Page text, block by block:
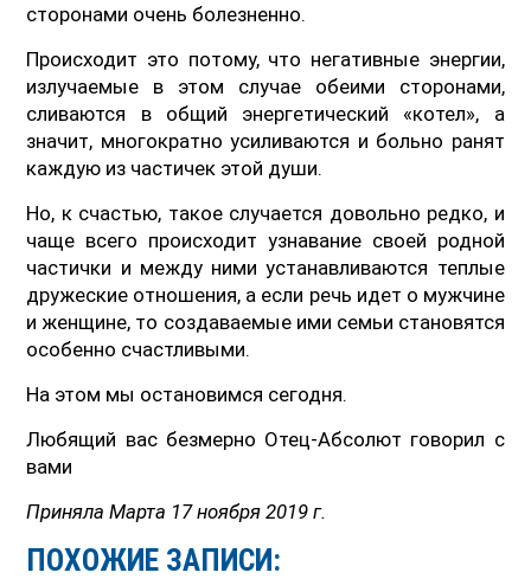
сторонами очень болезненно.
Происходит это потому, что негативные энергии,
излучаемые в этом случае обеими сторонами,
сливаются в общий энергетический «котел», а
значит, многократно усиливаются и больно ранят
каждую из частичек этой души.
Но, к счастью, такое случается довольно редко, и
чаще всего происходит узнавание своей родной
частички и между ними устанавливаются теплые
дружеские отношения, а если речь идет о мужчине
и женщине, то создаваемые ими семьи становятся
особенно счастливыми.
На этом мы остановимся сегодня.
Любящий вас безмерно Отец-Абсолют говорил с
вами
Приняла Марта 17 ноября 2019 г.
ПОХОЖИЕ ЗАПИСИ: